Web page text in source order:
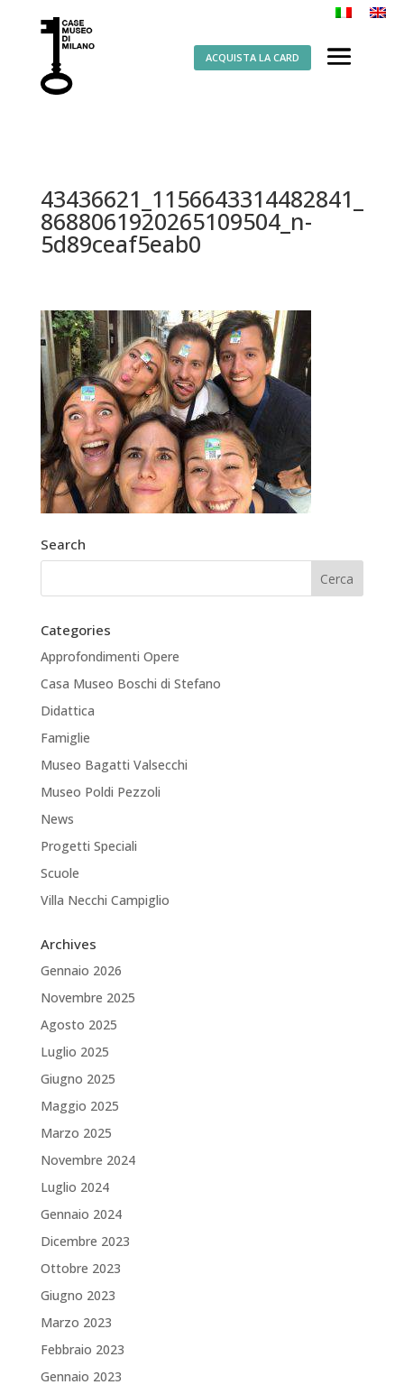
ACQUISTA LA CARD
43436621_1156643314482841_
8688061920265109504_n-
5d89ceaf5eab0
Search
Categories
Approfondimenti Opere
Casa Museo Boschi di Stefano
Didattica
Famiglie
Museo Bagatti Valsecchi
Museo Poldi Pezzoli
News
Progetti Speciali
Scuole
Villa Necchi Campiglio
Archives
Gennaio 2026
Novembre 2025
Agosto 2025
Luglio 2025
Giugno 2025
Maggio 2025
Marzo 2025
Novembre 2024
Luglio 2024
Gennaio 2024
Dicembre 2023
Ottobre 2023
Giugno 2023
Marzo 2023
Febbraio 2023
Gennaio 2023